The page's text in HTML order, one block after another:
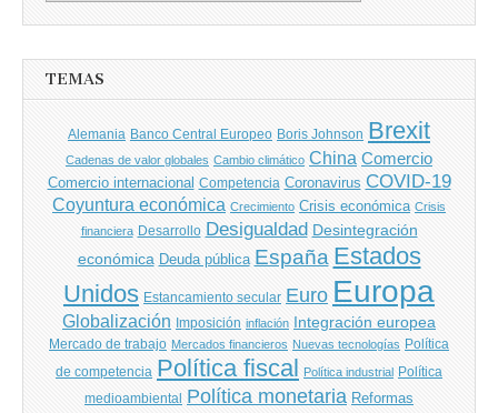
TEMAS
Alemania Banco Central Europeo Boris Johnson Brexit
Cadenas de valor globales Cambio climático China Comercio
Comercio internacional Competencia Coronavirus COVID-19
Coyuntura económica Crecimiento Crisis económica Crisis
financiera Desarrollo Desigualdad Desintegración
económica Deuda pública España Estados
Unidos Estancamiento secular Euro Europa
Globalización Imposición inflación Integración europea
Mercado de trabajo Mercados financieros Nuevas tecnologías Política
de competencia Política fiscal Política industrial Política
medioambiental Política monetaria Reformas